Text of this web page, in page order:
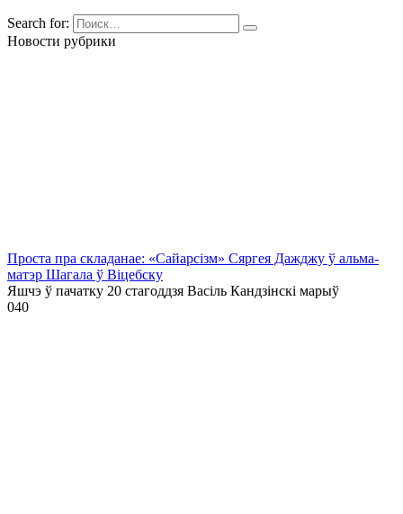
Search for:
Новости рубрики
Проста пра складанае: «Сайарсізм» Сяргея Дажджу ў альма-
матэр Шагала ў Віцебску
Яшчэ ў пачатку 20 стагоддзя Васіль Кандзінскі марыў
040